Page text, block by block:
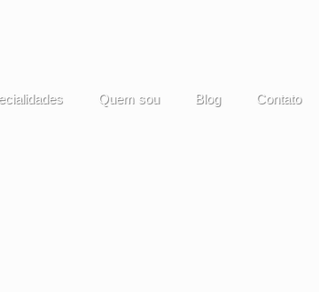
Quem sou Blog Contato